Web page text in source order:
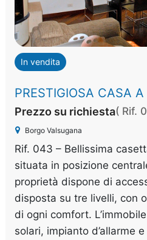
In vendita
Prezzo su richiesta( Rif.
Borgo Valsugana
Rif. 043 – Bellissima
situata in posizione
proprietà dispone di
disposta su tre livelli, con
di ogni comfort.
solari, impianto d’allarme